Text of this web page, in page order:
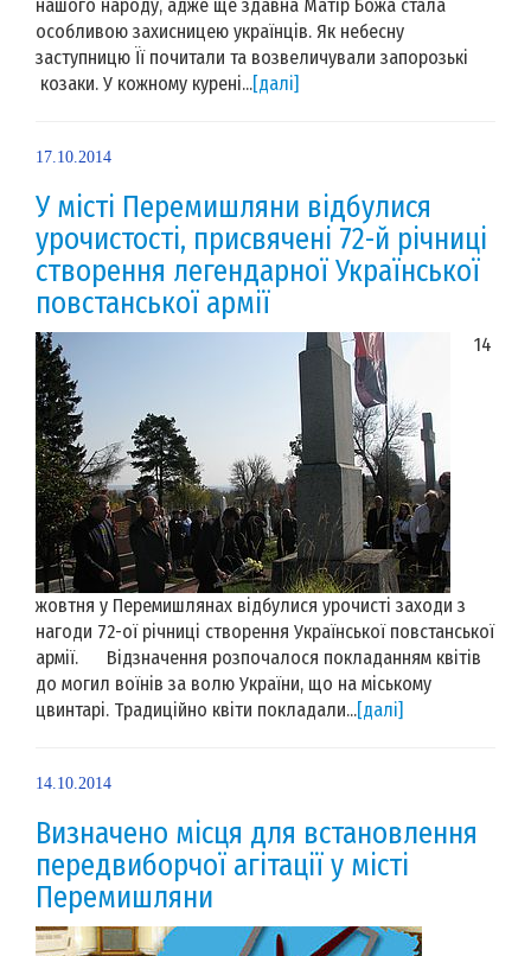
нашого народу, адже ще здавна Матір Божа стала
особливою захисницею українців. Як небесну
заступницю Її почитали та возвеличували запорозькі
козаки. У кожному курені...[далі]
17.10.2014
У місті Перемишляни відбулися
урочистості, присвячені 72-й річниці
створення легендарної Української
повстанської армії
14
жовтня у Перемишлянах відбулися урочисті заходи з
нагоди 72-ої річниці створення Української повстанської
армії. Відзначення розпочалося покладанням квітів
до могил воїнів за волю України, що на міському
цвинтарі. Традиційно квіти покладали...[далі]
14.10.2014
Визначено місця для встановлення
передвиборчої агітації у місті
Перемишляни